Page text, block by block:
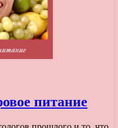
питание